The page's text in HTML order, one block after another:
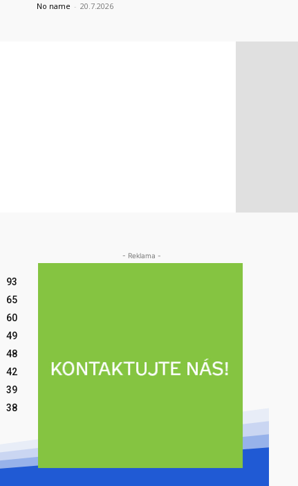
No name - 20.7.2026
93
65
60
49
48
42
39
38
- Reklama -